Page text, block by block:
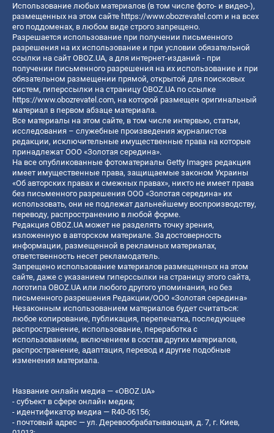
Использование любых материалов (в том числе фото- и видео-),
размещенных на этом сайте https://www.obozrevatel.com и на всех
его поддоменах, в любом виде строго запрещено.
Разрешается использование при получении письменного
разрешения на их использование и при условии обязательной
ссылки на сайт OBOZ.UA, а для интернет-изданий - при
получении письменного разрешения на их использование и при
обязательном размещении прямой, открытой для поисковых
систем, гиперссылки на страницу OBOZ.UA по ссылке
https://www.obozrevatel.com, на которой размещен оригинальный
материал в первом абзаце материала.
Все материалы на этом сайте, в том числе интервью, статьи,
исследования – служебные произведения журналистов
редакции, исключительные имущественные права на которые
принадлежат ООО «Золотая середина».
На все опубликованные фотоматериалы Getty Images редакция
имеет имущественные права, защищаемые законом Украины
«Об авторских правах и смежных правах», никто не имеет права
без письменного разрешения ООО «Золотая середина» их
использовать, они не подлежат дальнейшему воспроизводству,
переводу, распространению в любой форме.
Редакция OBOZ.UA может не разделять точку зрения,
изложенную в авторском материале. За достоверность
информации, размещенной в рекламных материалах,
ответственность несет рекламодатель.
Запрещено использование материалов размещенных на этом
сайте, даже с указанием гиперссылки на страницу этого сайта,
логотипа OBOZ.UA или любого другого упоминания, но без
письменного разрешения Редакции/ООО «Золотая середина»
Незаконным использованием материалов будет считаться:
любое копирование, публикация, перепечатка, последующее
распространение, использование, переработка с
использованием, включением в состав других материалов,
распространение, адаптация, перевод и другие подобные
изменения материала.
Название онлайн медиа — «OBOZ.UA»
- субъект в сфере онлайн медиа;
- идентификатор медиа — R40-06156;
- почтовый адрес — ул. Деревообрабатывающая, д. 7, г. Киев,